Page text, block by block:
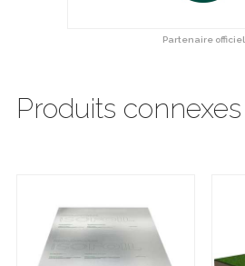
Partenaire officiel
Produits connexes